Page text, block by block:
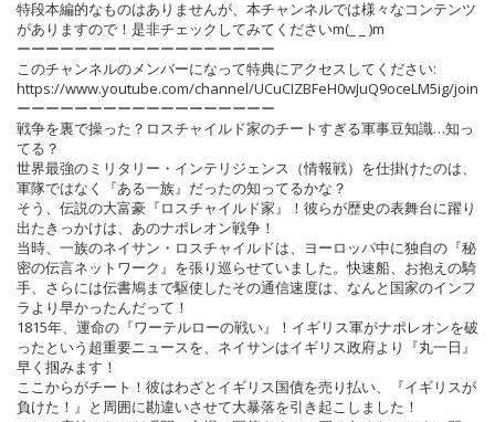
特段本編的なものはありませんが、本チャンネルでは様々なコンテンツ
がありますので！是非チェックしてみてくださいm(_ _ )m
ーーーーーーーーーーーーーーーーーー
このチャンネルのメンバーになって特典にアクセスしてください:
https://www.youtube.com/channel/UCuCIZBFeH0wJuQ9oceLM5ig/join
ーーーーーーーーーーーーーーーーーー
戦争を裏で操った？ロスチャイルド家のチートすぎる軍事豆知識…知っ
てる？
世界最強のミリタリー・インテリジェンス（情報戦）を仕掛けたのは、
軍隊ではなく『ある一族』だったの知ってるかな？
そう、伝説の大富豪『ロスチャイルド家』！彼らが歴史の表舞台に躍り
出たきっかけは、あのナポレオン戦争！
当時、一族のネイサン・ロスチャイルドは、ヨーロッパ中に独自の『秘
密の伝言ネットワーク』を張り巡らせていました。快速船、お抱えの騎
手、さらには伝書鳩まで駆使したその通信速度は、なんと国家のインフ
ラより早かったんだって！
1815年、運命の『ワーテルローの戦い』！イギリス軍がナポレオンを破
ったという超重要ニュースを、ネイサンはイギリス政府より『丸一日』
早く掴みます！
ここからがチート！彼はわざとイギリス国債を売り払い、『イギリスが
負けた！』と周囲に勘違いさせて大暴落を引き起こしました！